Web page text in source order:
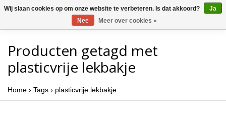
Producten getagd met
plasticvrije lekbakje
Home › Tags › plasticvrije lekbakje
Wij slaan cookies op om onze website te verbeteren. Is dat akkoord?
Ja
Nee
Meer over cookies »